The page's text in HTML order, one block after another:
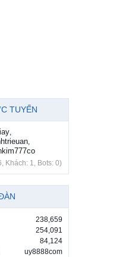
TUYẾN
Khách: 1, Bots: 0)
238,659
254,091
84,124
uy8888com